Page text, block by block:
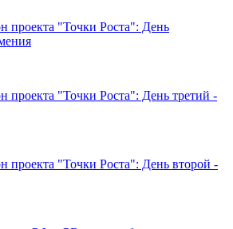
проекта "Точки Роста": День
проекта "Точки Роста": День третий -
проекта "Точки Роста": День второй -